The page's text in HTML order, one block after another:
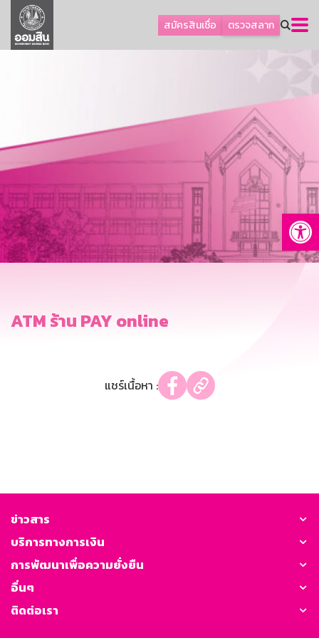
สมัครสินเชื่อ ตรวจสลาก
ลูกค้าธุรกิจ
ลูกค้าผู้ประกอบรายย่อย
การพัฒนาที่ยั่งยืน
ข่าวสาร
บริการทางการเงิน
อื่นๆ
ติดต่อเรา
บริการออนไลน์
GSB Society
ATM ร้าน PAY online
แชร์เนื้อหา :
ข่าวสาร
บริการทางการเงิน
การพัฒนาเพื่อความยั่งยืน
อื่นๆ
ติดต่อเรา